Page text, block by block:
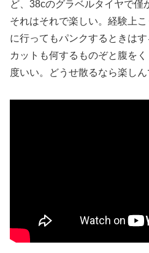
ど、38cのグラベルタイヤで僅
それはそれで楽しい。経験上
に行ってもパンクするときは
カットも何するものぞと腹を
度いい。どうせ散るなら楽しん